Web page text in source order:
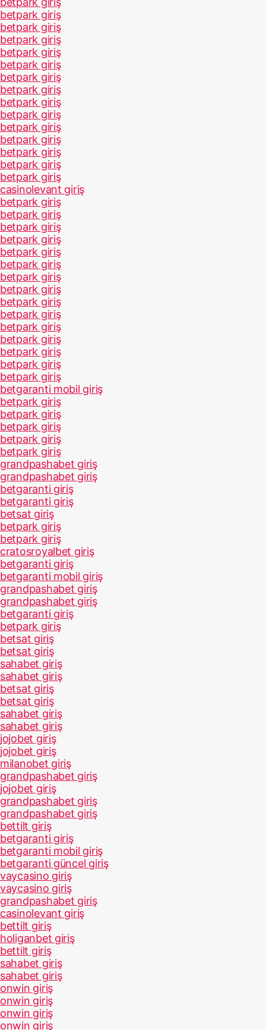
betpark giriş
betpark giriş
betpark giriş
betpark giriş
betpark giriş
betpark giriş
betpark giriş
betpark giriş
betpark giriş
betpark giriş
betpark giriş
betpark giriş
betpark giriş
betpark giriş
casinolevant giriş
betpark giriş
betpark giriş
betpark giriş
betpark giriş
betpark giriş
betpark giriş
betpark giriş
betpark giriş
betpark giriş
betpark giriş
betpark giriş
betpark giriş
betpark giriş
betpark giriş
betpark giriş
betgaranti mobil giriş
betpark giriş
betpark giriş
betpark giriş
betpark giriş
betpark giriş
grandpashabet giriş
grandpashabet giriş
betgaranti giriş
betgaranti giriş
betsat giriş
betpark giriş
betpark giriş
cratosroyalbet giriş
betgaranti giriş
betgaranti mobil giriş
grandpashabet giriş
grandpashabet giriş
betgaranti giriş
betpark giriş
betsat giriş
betsat giriş
sahabet giriş
sahabet giriş
betsat giriş
betsat giriş
sahabet giriş
sahabet giriş
jojobet giriş
jojobet giriş
milanobet giriş
grandpashabet giriş
jojobet giriş
grandpashabet giriş
grandpashabet giriş
bettilt giriş
betgaranti giriş
betgaranti mobil giriş
betgaranti güncel giriş
vaycasino giriş
vaycasino giriş
grandpashabet giriş
casinolevant giriş
bettilt giriş
holiganbet giriş
bettilt giriş
sahabet giriş
sahabet giriş
onwin giriş
onwin giriş
onwin giriş
onwin giriş